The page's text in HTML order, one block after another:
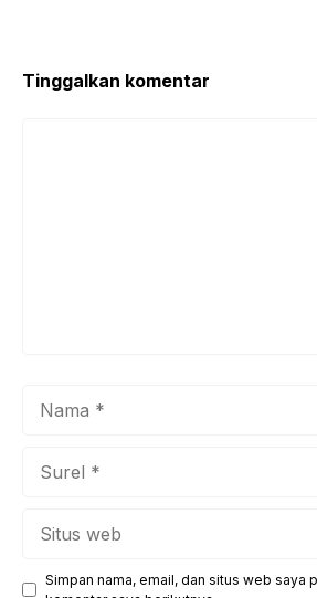
k
Tinggalkan komentar
Simpan nama, email, dan situs web saya